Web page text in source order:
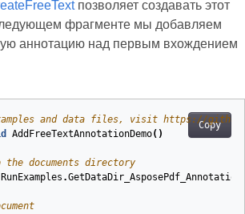
позволяет создавать этот
фрагменте мы добавляем
аннотацию над первым вхождением
Copy
and data files, visit https://
AddFreeTextAnnotationDemo( )
documents directory
RunExamples .